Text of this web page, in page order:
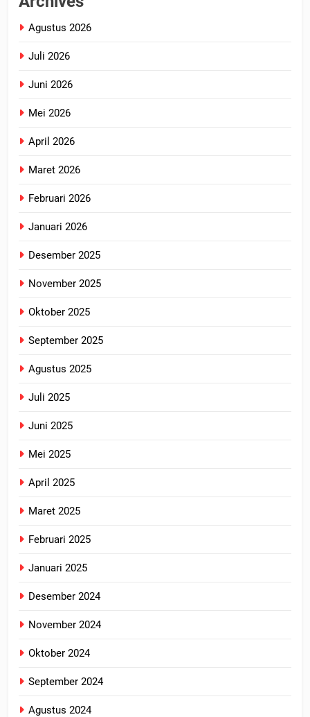
Agustus 2026
Juli 2026
Juni 2026
Mei 2026
April 2026
Maret 2026
Februari 2026
Januari 2026
Desember 2025
November 2025
Oktober 2025
September 2025
Agustus 2025
Juli 2025
Juni 2025
Mei 2025
April 2025
Maret 2025
Februari 2025
Januari 2025
Desember 2024
November 2024
Oktober 2024
September 2024
Agustus 2024